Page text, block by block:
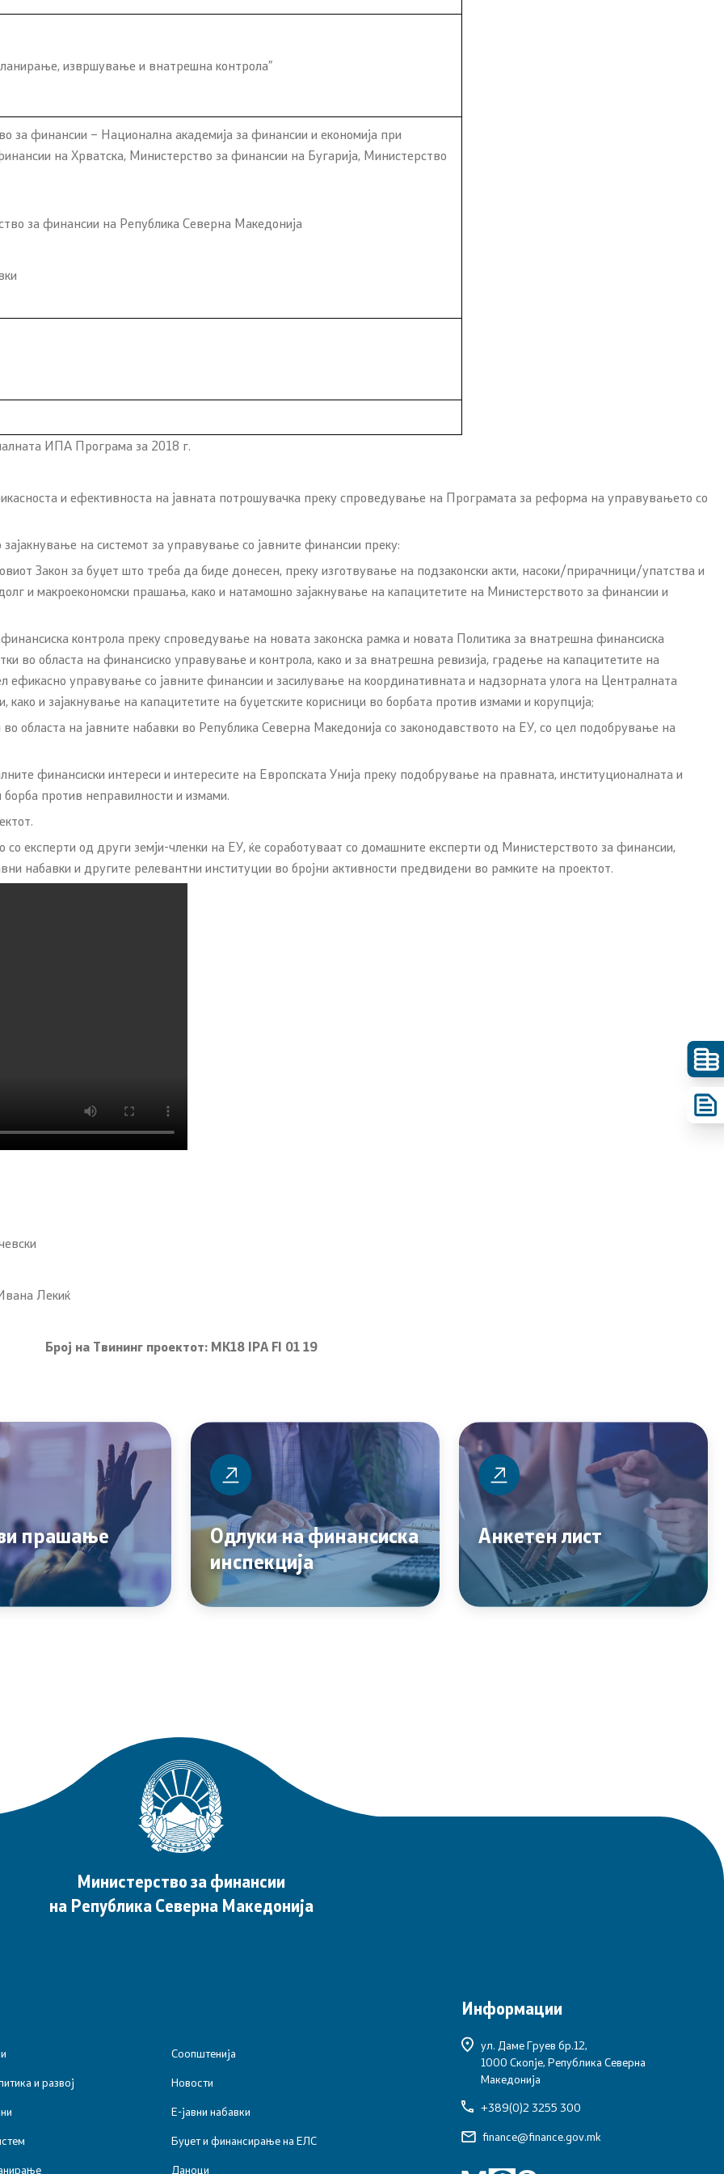
јавни финансии
инспекција во
до информации
укажувачи
извршување и внатрешна контрола”
за финансии – Национална академија за финансии и економија при
на Хрватска, Министерство за финансии на Бугарија, Министерство
за финансии на Република Северна Македонија
ИПА Програма за 2018 г.
и ефективноста на јавната потрошувачка преку спроведување на Програмата за реформа на управувањето со
на системот за управување со јавните финансии преку:
Закон за буџет што треба да биде донесен, преку изготвување на подзаконски акти, насоки/прирачници/упатства и
и макроекономски прашања, како и натамошно зајакнување на капацитетите на Министерството за финансии и
контрола преку спроведување на новата законска рамка и нoвата Политика за внатрешна финансиска
во областа на финансиско управување и контрола, како и за внатрешна ревизија, градење на капацитетите на
ефикасно управување со јавните финансии и засилување на координативната и надзорната улога на Централната
и зајакнување на капацитетите на буџетските корисници во борбата против измами и корупција;
областа на јавнитe набавки во Република Северна Македонија со законодавството на ЕУ, со цел подобрување на
финансиски интереси и интересите на Европската Унија преку подобрување на правната, институционалната и
против неправилности и измами.
со експерти од други земји-членки на ЕУ, ќе соработуваат со домашните експерти од Министерството за финансии,
набавки и другите релевантни институции во бројни активности предвидени во рамките на проектот.
Лекиќ
Број на Твининг проектот: MK18 IPA FI 01 19
прашање
Одлуки на финансиска
инспекција
Анкетен лист
Министерство за финансии
на Република Северна Македонија
и развој
Соопштенија
Новости
Е-јавни набавки
Буџет и финансирање на ЕЛС
Даноци
Информации
ул. Даме Груев бр.12,
1000 Скопје, Република Северна
Македонија
+389(0)2 3255 300
finance@finance.gov.mk